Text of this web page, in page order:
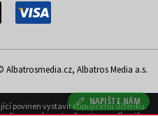
NAPIŠTE NÁM
Albatrosmedia.cz, Albatros Media a.s.
povinen vystavit kupujícímu účtenku.